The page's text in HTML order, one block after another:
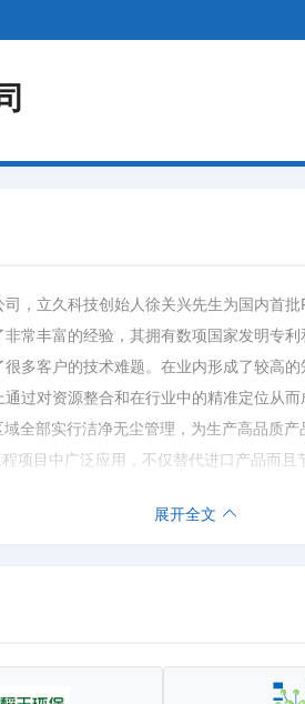
，立久科技创始人徐关兴先生为国内首
常丰富的经验，其拥有数项国家发明专
多客户的技术难题。在业内形成了较高的
过对资源整合和在行业中的精准定位从
全部实行洁净无尘管理，为生产高品质
项目中广泛应用，不仅替代进口产品而
，使进口产品国产化，车削法四氟补偿
原炉密封件。我公司制造的BLT-2500
评，被广泛应用于石油，化工，冶金，
品质的产品和更全面系统的配套服务，
展开全文